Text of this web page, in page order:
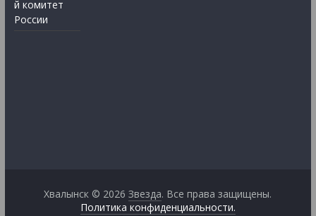
й комитет
России
Хвалынск © 2026Звезда. Все права защищены.
Политика конфиденциальности.